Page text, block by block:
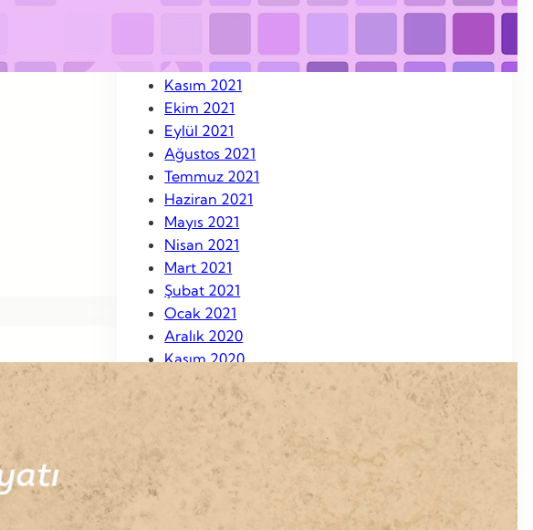
Nisan 2022
Aralık 2021
Kasım 2021
Ekim 2021
Eylül 2021
Ağustos 2021
Temmuz 2021
Haziran 2021
Mayıs 2021
Nisan 2021
Mart 2021
Şubat 2021
Ocak 2021
Aralık 2020
Kasım 2020
Ekim 2020
Eylül 2020
Ağustos 2020
Ağustos 2019
Ekim 2018
Eylül 2018
Mart 2018